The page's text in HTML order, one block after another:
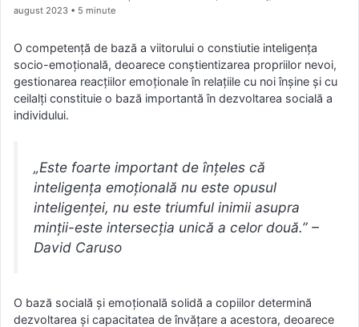
august 2023 • 5 minute
O competență de bază a viitorului o constiutie inteligența
socio-emoțională, deoarece conștientizarea propriilor nevoi,
gestionarea reacțiilor emoționale în relațiile cu noi înșine și cu
ceilalți constituie o bază importantă în dezvoltarea socială a
individului.
„Este foarte important de înțeles că
inteligența emoțională nu este opusul
inteligenței, nu este triumful inimii asupra
minții-este intersecția unică a celor două.” –
David Caruso
O bază socială și emoțională solidă a copiilor determină
dezvoltarea și capacitatea de învățare a acestora, deoarece